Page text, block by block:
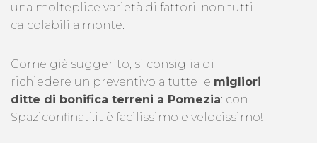
una molteplice varietà di fattori, non tutti
calcolabili a monte.
Come già suggerito, si consiglia di
richiedere un preventivo a tutte le migliori
ditte di bonifica terreni a Pomezia: con
Spaziconfinati.it è facilissimo e velocissimo!